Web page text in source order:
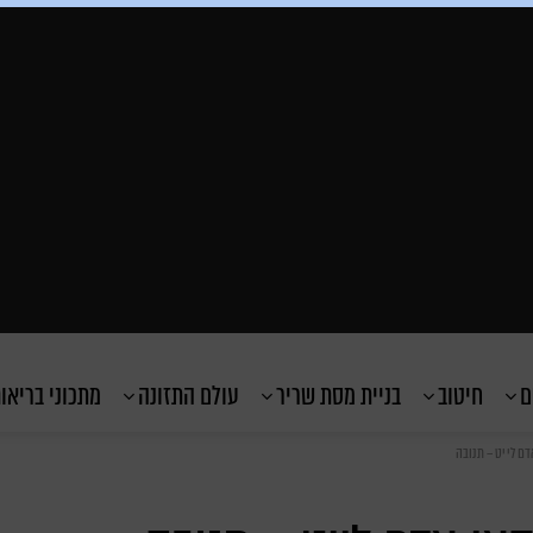
חיטוב בניית מסת שריר עולם התזונה מתכוני
לייט – תנובה